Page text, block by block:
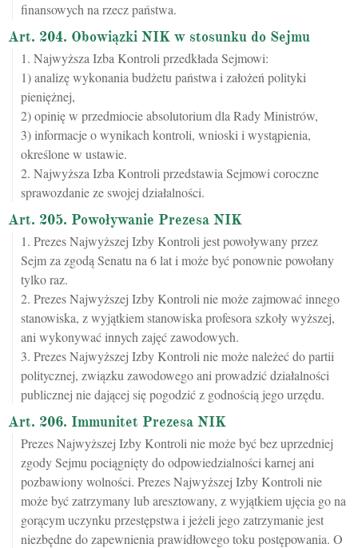
finansowych na rzecz państwa.
Art. 204. Obowiązki NIK w stosunku do Sejmu
1. Najwyższa Izba Kontroli przedkłada Sejmowi:
1) analizę wykonania budżetu państwa i założeń polityki
pieniężnej,
2) opinię w przedmiocie absolutorium dla Rady Ministrów,
3) informacje o wynikach kontroli, wnioski i wystąpienia,
określone w ustawie.
2. Najwyższa Izba Kontroli przedstawia Sejmowi coroczne
sprawozdanie ze swojej działalności.
Art. 205. Powoływanie Prezesa NIK
1. Prezes Najwyższej Izby Kontroli jest powoływany przez
Sejm za zgodą Senatu na 6 lat i może być ponownie powołany
tylko raz.
2. Prezes Najwyższej Izby Kontroli nie może zajmować innego
stanowiska, z wyjątkiem stanowiska profesora szkoły wyższej,
ani wykonywać innych zajęć zawodowych.
3. Prezes Najwyższej Izby Kontroli nie może należeć do partii
politycznej, związku zawodowego ani prowadzić działalności
publicznej nie dającej się pogodzić z godnością jego urzędu.
Art. 206. Immunitet Prezesa NIK
Prezes Najwyższej Izby Kontroli nie może być bez uprzedniej
zgody Sejmu pociągnięty do odpowiedzialności karnej ani
pozbawiony wolności. Prezes Najwyższej Izby Kontroli nie
może być zatrzymany lub aresztowany, z wyjątkiem ujęcia go na
gorącym uczynku przestępstwa i jeżeli jego zatrzymanie jest
niezbędne do zapewnienia prawidłowego toku postępowania. O